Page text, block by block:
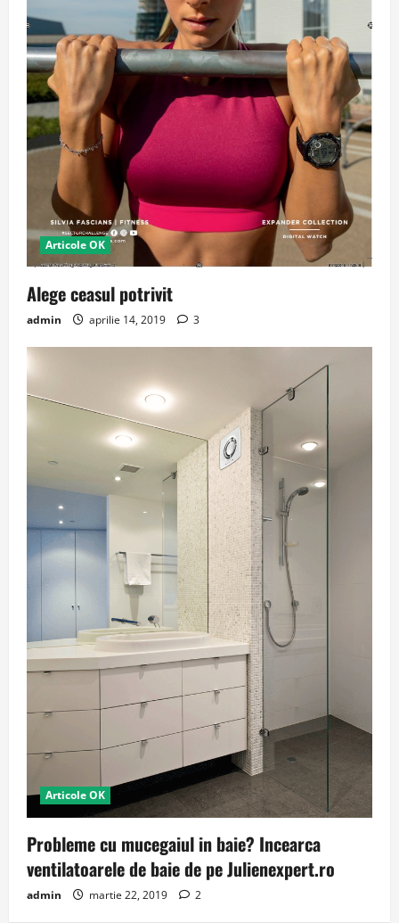
Articole OK
Alege ceasul potrivit
admin aprilie 14, 2019 3
Articole OK
Probleme cu mucegaiul in baie? Incearca
ventilatoarele de baie de pe Julienexpert.ro
admin martie 22, 2019 2